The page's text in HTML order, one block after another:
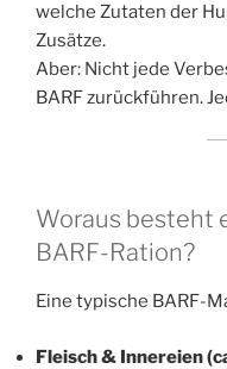
welche Zutaten der
Zusätze.
Aber: Nicht jede
BARF zurückführen.
Woraus besteht
BARF-Ration?
Eine typische BARF-
Fleisch & Innereien